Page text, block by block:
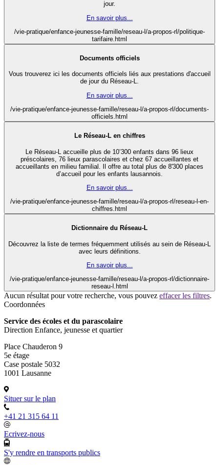
jour.
En savoir plus...
/vie-pratique/enfance-jeunesse-famille/reseau-l/a-propos-rl/politique-
tarifaire.html
Documents officiels
Vous trouverez ici les documents officiels liés aux prestations d'accueil
de jour du Réseau-L.
En savoir plus...
/vie-pratique/enfance-jeunesse-famille/reseau-l/a-propos-rl/documents-
officiels.html
Le Réseau-L en chiffres
Le Réseau-L accueille plus de 10’300 enfants dans 96 lieux
préscolaires, 76 lieux parascolaires et chez 67 accueillantes et
accueillants en milieu familial. Il offre au total plus de 8'300 places
d’accueil pour les enfants lausannois.
En savoir plus...
/vie-pratique/enfance-jeunesse-famille/reseau-l/a-propos-rl/reseau-l-en-
chiffres.html
Dictionnaire du Réseau-L
Découvrez la liste de termes fréquemment utilisés au sein de Réseau-L
avec leurs définitions.
En savoir plus...
/vie-pratique/enfance-jeunesse-famille/reseau-l/a-propos-rl/dictionnaire-
reseau-l.html
Aucun résultat pour votre recherche, vous pouvez effacer les filtres.
Coordonnées
Service des écoles et du parascolaire
Direction Enfance, jeunesse et quartier
Place Chauderon 9
5e étage
Case postale 5032
1001 Lausanne
Situer sur le plan
+41 21 315 64 11
Ecrivez-nous
S'y rendre en transports publics